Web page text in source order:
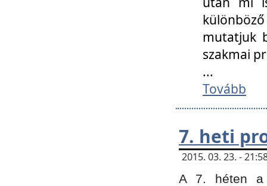
mutatjuk
szakmai
...
Tovább
7. heti
2015. 03. 23. -
A 7. héten a